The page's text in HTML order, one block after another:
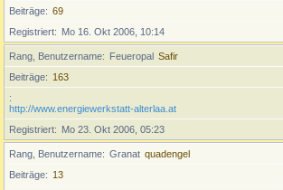
Beiträge
69
Registriert
Mo 16. Okt 2006, 10:14
Rang, Benutzername Feueropal Safir
Beiträge
163
http://www.energiewerkstatt-alterlaa.at
Registriert
Mo 23. Okt 2006, 05:23
Rang, Benutzername Granat quadengel
Beiträge
13